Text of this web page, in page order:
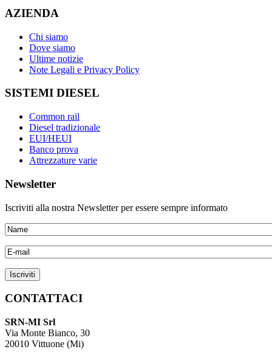
AZIENDA
Chi siamo
Dove siamo
Ultime notizie
Note Legali e Privacy Policy
SISTEMI DIESEL
Common rail
Diesel tradizionale
EUI/HEUI
Banco prova
Attrezzature varie
Newsletter
Iscriviti alla nostra Newsletter per essere sempre informato
CONTATTACI
SRN-MI Srl
Via Monte Bianco, 30
20010 Vittuone (Mi)